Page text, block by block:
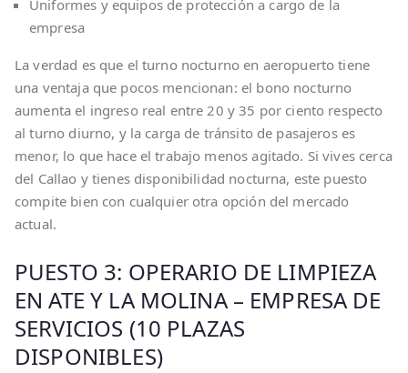
Uniformes y equipos de protección a cargo de la
empresa
La verdad es que el turno nocturno en aeropuerto tiene
una ventaja que pocos mencionan: el bono nocturno
aumenta el ingreso real entre 20 y 35 por ciento respecto
al turno diurno, y la carga de tránsito de pasajeros es
menor, lo que hace el trabajo menos agitado. Si vives cerca
del Callao y tienes disponibilidad nocturna, este puesto
compite bien con cualquier otra opción del mercado
actual.
PUESTO 3: OPERARIO DE LIMPIEZA
EN ATE Y LA MOLINA – EMPRESA DE
SERVICIOS (10 PLAZAS
DISPONIBLES)